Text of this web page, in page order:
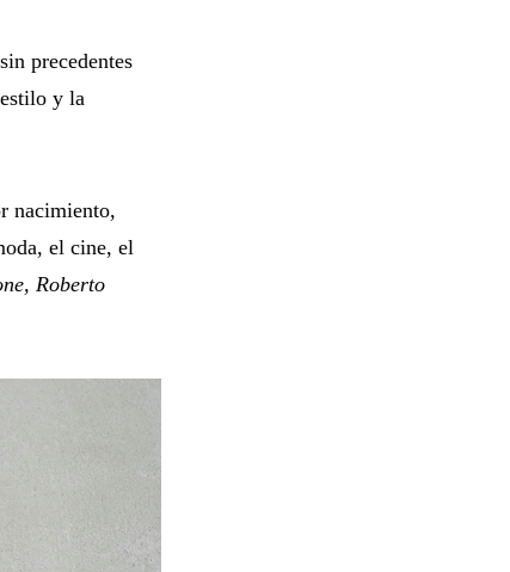
precedentes
y la
nacimiento,
el cine, el
Roberto